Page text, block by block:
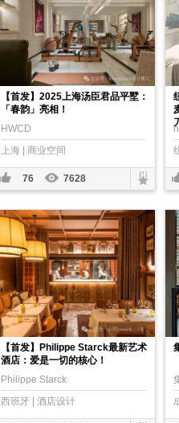
【首发】2025上海汤臣君品平墅：
「春韵」亮相！
HWCD
上海 | 商业空间
76 7628
【首发】Philippe Starck最新艺术
酒店：爱是一切的核心！
Philippe Starck
西班牙 | 酒店设计